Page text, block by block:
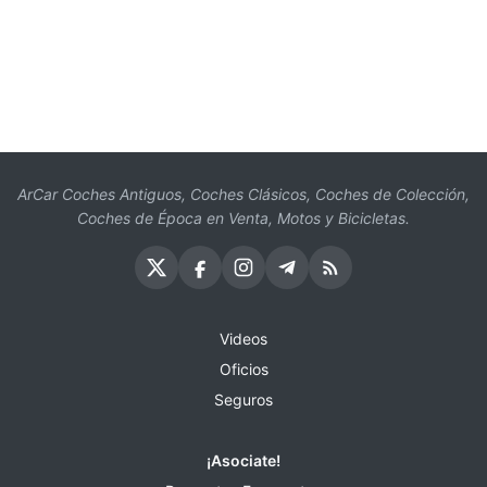
ArCar Coches Antiguos, Coches Clásicos, Coches de Colección,
Coches de Época en Venta, Motos y Bicicletas.
Videos
Oficios
Seguros
¡Asociate!